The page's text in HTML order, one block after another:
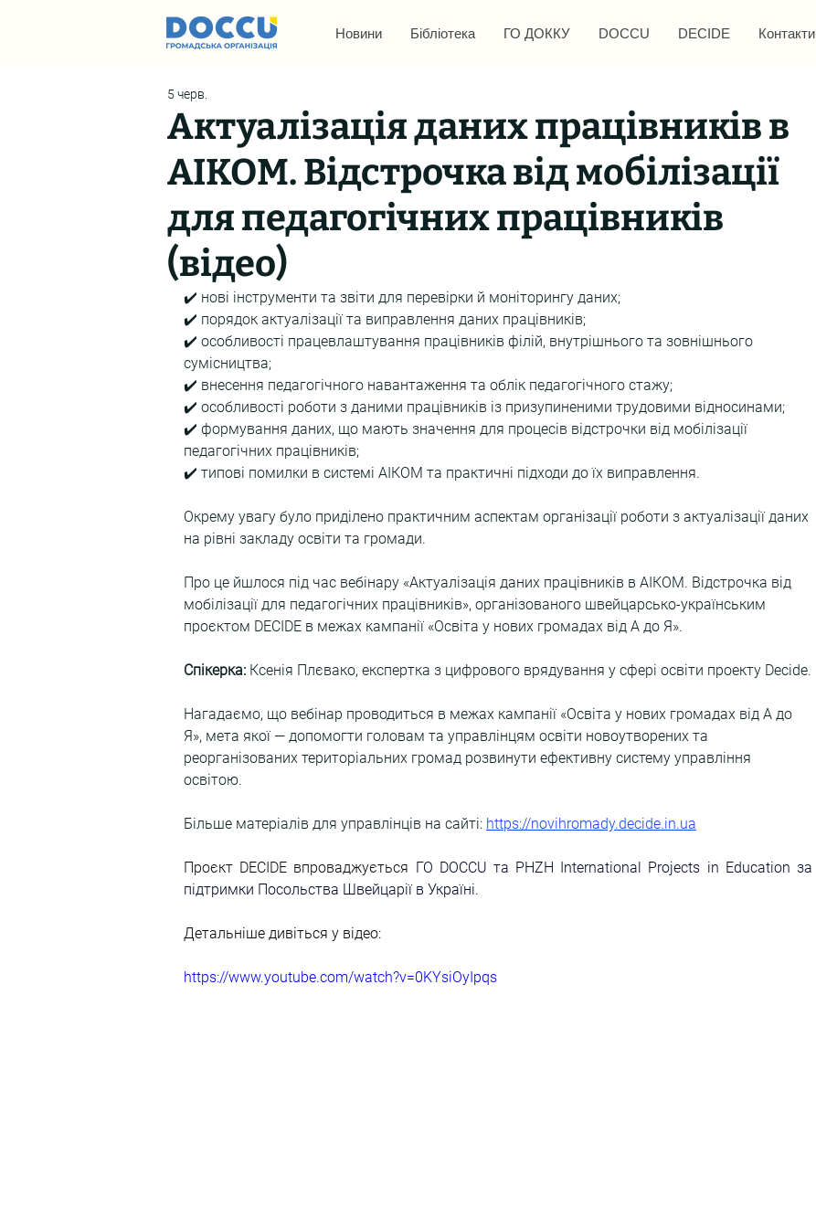
Новини Бібліотека ГО ДОККУ DOCCU DECIDE Контакти
Актуалізація даних працівників в
АІКОМ. Відстрочка від мобілізації
для педагогічних працівників
(відео)
5 черв.
✔️ нові інструменти та звіти для перевірки й моніторингу даних;
✔️ порядок актуалізації та виправлення даних працівників;
✔️ особливості працевлаштування працівників філій, внутрішнього та зовнішнього
сумісництва;
✔️ внесення педагогічного навантаження та облік педагогічного стажу;
✔️ особливості роботи з даними працівників із призупиненими трудовими відносинами;
✔️ формування даних, що мають значення для процесів відстрочки від мобілізації
педагогічних працівників;
✔️ типові помилки в системі АІКОМ та практичні підходи до їх виправлення.
Окрему увагу було приділено практичним аспектам організації роботи з актуалізації даних
на рівні закладу освіти та громади.
Про це йшлося під час вебінару «Актуалізація даних працівників в АІКОМ. Відстрочка від
мобілізації для педагогічних працівників», організованого швейцарсько-українським
проєктом DECIDE в межах кампанії «Освіта у нових громадах від А до Я».
Спікерка: Ксенія Плєвако, експертка з цифрового врядування у сфері освіти проекту Decide.
Нагадаємо, що вебінар проводиться в межах кампанії «Освіта у нових громадах від А до
Я», мета якої — допомогти головам та управлінцям освіти новоутворених та
реорганізованих територіальних громад розвинути ефективну систему управління
освітою.
Більше матеріалів для управлінців на сайті: https://novihromady.decide.in.ua
Проєкт DECIDE впроваджується ГО DOCCU та PHZH International Projects in Education за
підтримки Посольства Швейцарії в Україні.
Детальніше дивіться у відео:
https://www.youtube.com/watch?v=0KYsiOyIpqs